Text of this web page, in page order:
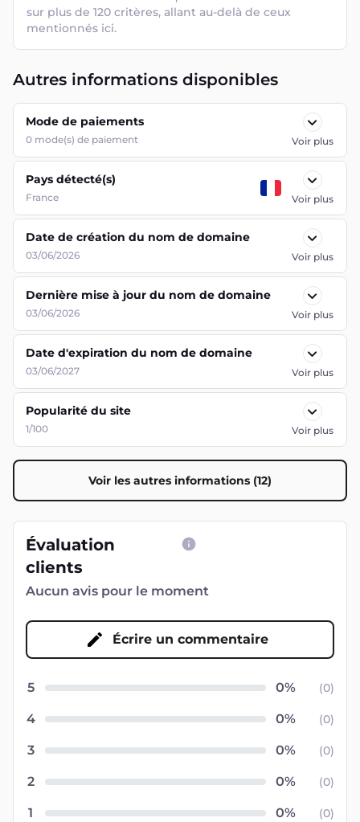
sur plus de 120 critères, allant au-delà de ceux
mentionnés ici.
Autres informations disponibles
Mode de paiements
0 mode(s) de paiement Voir plus
Pays détecté(s)
France Voir plus
Date de création du nom de domaine
03/06/2026 Voir plus
Dernière mise à jour du nom de domaine
03/06/2026 Voir plus
Date d'expiration du nom de domaine
03/06/2027 Voir plus
Popularité du site
1/100 Voir plus
Voir les autres informations (12)
Évaluation
clients
Aucun avis pour le moment
Écrire un commentaire
5 (0)
4 (0)
3 (0)
2 (0)
1 (0)